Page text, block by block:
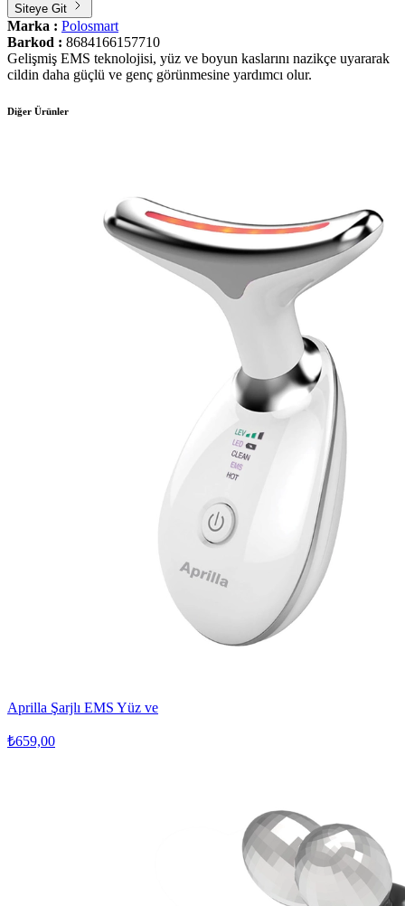
Siteye Git
Marka : Polosmart
Barkod : 8684166157710
Gelişmiş EMS teknolojisi, yüz ve boyun kaslarını nazikçe uyararak
cildin daha güçlü ve genç görünmesine yardımcı olur.
Diğer Ürünler
Aprilla Şarjlı EMS Yüz ve
₺659,00